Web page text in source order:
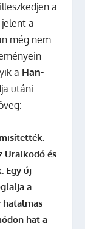
a
a
még nem
a Han-
utáni
Uralkodó és
Egy új
a
hatalmas
hat a